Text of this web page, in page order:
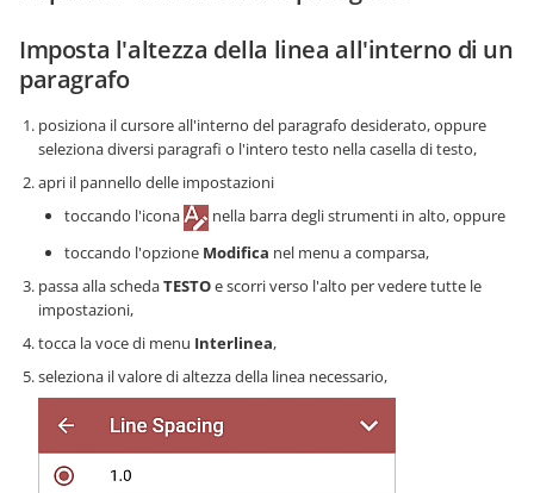
Imposta l'altezza della linea all'interno di un
paragrafo
posiziona il cursore all'interno del paragrafo desiderato, oppure
seleziona diversi paragrafi o l'intero testo nella casella di testo,
apri il pannello delle impostazioni
toccando l'icona
nella barra degli strumenti in alto, oppure
toccando l'opzione Modifica nel menu a comparsa,
passa alla schedaTESTOe scorri verso l'alto per vedere tutte le
impostazioni,
tocca la voce di menu Interlinea,
seleziona il valore di altezza della linea necessario,